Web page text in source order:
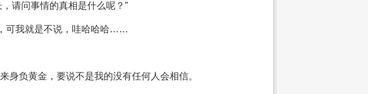
请问事情的真相是什么呢？”
可我就是不说，哇哈哈哈……
身负黄金，要说不是我的没有任何人会相信。